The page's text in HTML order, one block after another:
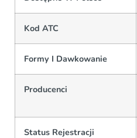
Kod ATC
Formy I Dawkowanie
Producenci
Status Rejestracji